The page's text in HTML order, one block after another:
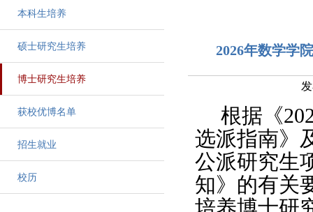
本科生培养
硕士研究生培养
博士研究生培养
获校优博名单
招生就业
校历
2026年数学学
根据《
选派指南》
公派研究生
知》的有关